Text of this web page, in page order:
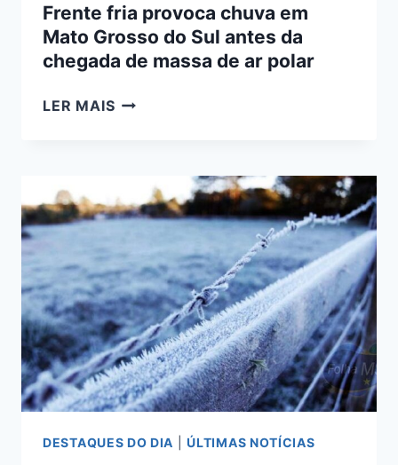
Frente fria provoca chuva em
Mato Grosso do Sul antes da
chegada de massa de ar polar
LER MAISFRENTE
MATO
DO
SUL
ANTES
DA
CHEGADA
DE
MASSA
DE
DESTAQUES DO DIA |ÚLTIMAS NOTÍCIAS